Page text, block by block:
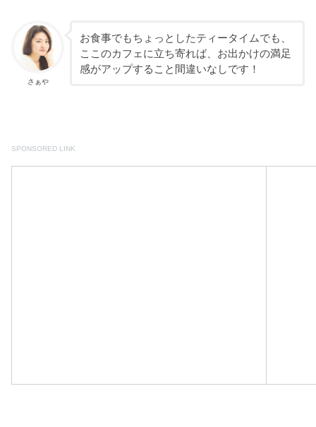
さぁや
お食事でもちょっとしたティータイムでも、
ここのカフェに立ち寄れば、お出かけの満足
感がアップすること間違いなしです！
SPONSORED LINK